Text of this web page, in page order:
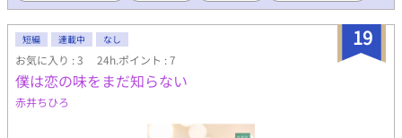
19
短編 連載中 なし
お気に入り : 3 24h.ポイント : 7
僕は恋の味をまだ知らない
赤井ちひろ